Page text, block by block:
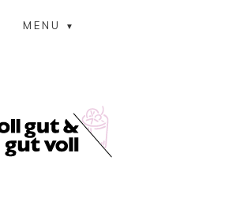
MENU